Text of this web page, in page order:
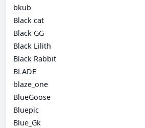
bkub
Black cat
Black GG
Black Lilith
Black Rabbit
BLADE
blaze_one
BlueGoose
Bluepic
Blue_Gk